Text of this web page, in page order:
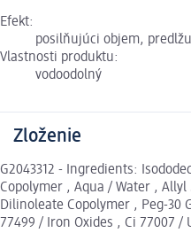
Efekt:
posilňujúci objem,
Vlastnosti produktu:
vodoodolný
Zloženie
G2043312 - Ingredients:
Copolymer , Aqua / Water ,
Dilinoleate Copolymer , Peg-30
77499 / Iron Oxides , Ci 77007